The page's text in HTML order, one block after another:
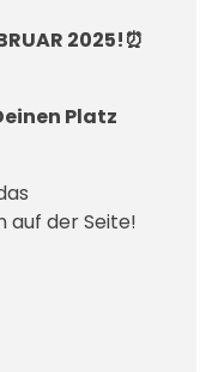
2025!⏰
Platz
auf der Seite!